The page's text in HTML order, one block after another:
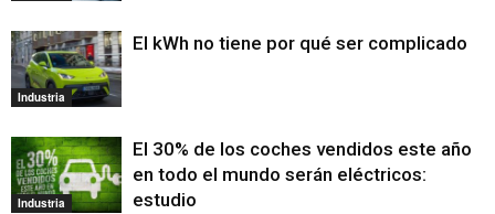
Industria
El kWh no tiene por qué ser complicado
Industria
El 30% de los coches vendidos este año
en todo el mundo serán eléctricos:
estudio